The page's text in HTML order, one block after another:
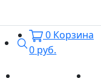
Поиск
0 Корзина
0 руб.